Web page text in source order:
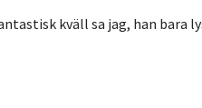
kväll sa jag, han bara